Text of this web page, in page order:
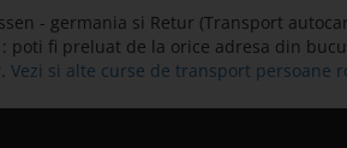
- germania si Retur (Transport
poti fi preluat de la orice adresa din
Vezi si alte curse de transport persoane